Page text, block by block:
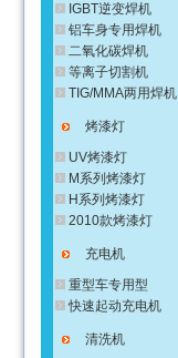
IGBT逆变焊机
铝车身专用焊机
二氧化碳焊机
等离子切割机
TIG/MMA两用焊机
烤漆灯
UV烤漆灯
M系列烤漆灯
H系列烤漆灯
2010款烤漆灯
充电机
重型车专用型
快速起动充电机
清洗机